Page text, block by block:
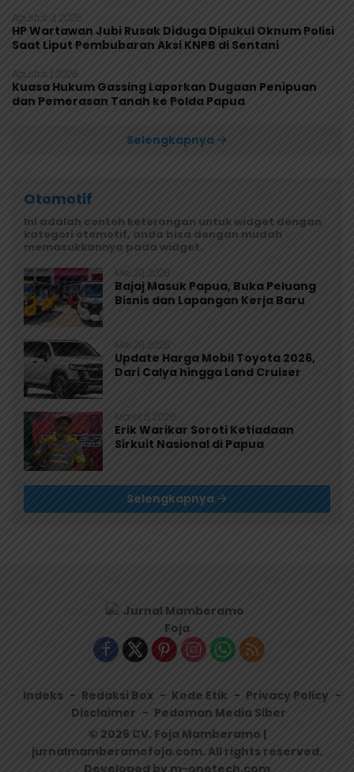
Agustus 3, 2026
HP Wartawan Jubi Rusak Diduga Dipukul Oknum Polisi
Saat Liput Pembubaran Aksi KNPB di Sentani
Agustus 1, 2026
Kuasa Hukum Gassing Laporkan Dugaan Penipuan
dan Pemerasan Tanah ke Polda Papua
Selengkapnya
Otomotif
Ini adalah contoh keterangan untuk widget dengan
kategori otomotif, anda bisa dengan mudah
memasukkannya pada widget.
Mei 29, 2026
Bajaj Masuk Papua, Buka Peluang
Bisnis dan Lapangan Kerja Baru
Mei 29, 2026
Update Harga Mobil Toyota 2026,
Dari Calya hingga Land Cruiser
Maret 5, 2026
Erik Warikar Soroti Ketiadaan
Sirkuit Nasional di Papua
Selengkapnya
Indeks Redaksi Box Kode Etik
Privacy Policy
Disclaimer
Pedoman Media Siber
© 2026 CV. Foja Mamberamo |
jurnalmamberamofoja.com. All rights reserved.
Developed by m-onetech.com